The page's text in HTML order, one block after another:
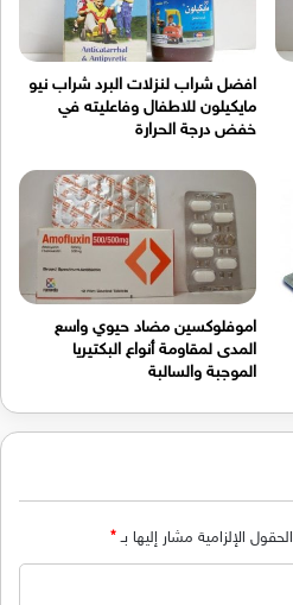
افضل شراب لنزلات البرد شراب نيو
مايكيلون للاطفال وفاعليته في
خفض درجة الحرارة
اموفلوكسين مضاد حيوي واسع
المدى لمقاومة أنواع البكتيريا
الموجبة والسالبة
الحقول الإلزامية مشار إليها بـ*